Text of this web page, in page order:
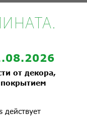
.08.2026
от декора,
действует